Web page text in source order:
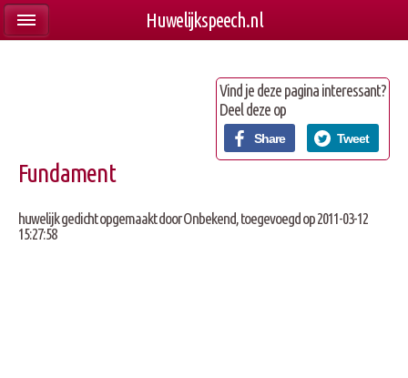
Vind je deze pagina interessant?
Deel deze op
Share Tweet
Fundament
huwelijk gedicht opgemaakt doorOnbekend , toegevoegd op 2011-03-12
15:27:58
Huwelijkspeech.nl